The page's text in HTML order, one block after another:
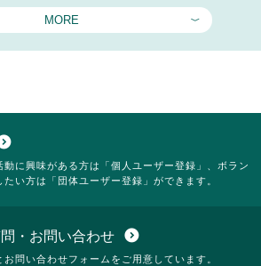
MORE
動に興味がある方は「個人ユーザー登録」、ボラン
い方は「団体ユーザー登録」ができます。
・お問い合わせ expand_circle_down
お問い合わせフォームをご用意しています。